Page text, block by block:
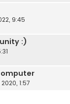
9:45
:)
2020, 1:57